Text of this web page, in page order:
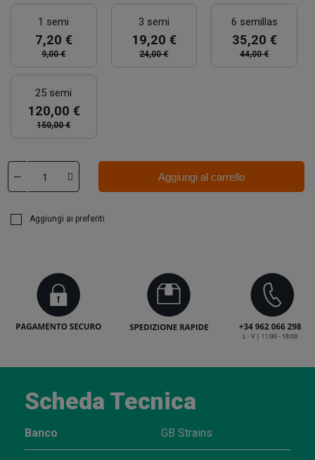
1 semi
7,20 €
9,00 €
3 semi
19,20 €
24,00 €
6 semillas
35,20 €
44,00 €
25 semi
120,00 €
150,00 €
Aggiungi al carrello
Aggiungi ai preferiti
Scheda Tecnica
Banco GB Strains